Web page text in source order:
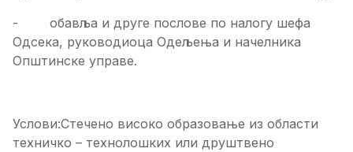
- обавља и друге послове по налогу шефа
Одсека, руководиоца Одељења и начелника
Општинске управе.
Услови:Стечено високо образовање из области
техничко – технолошких или друштвено